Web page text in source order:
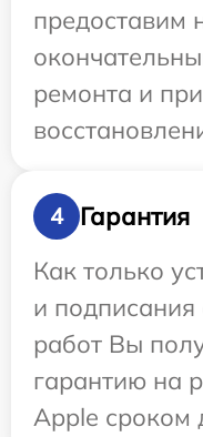
предоставим
ремонта и
4
Гарантия
Как только
и
работ Вы
гарантию на
Apple сроком